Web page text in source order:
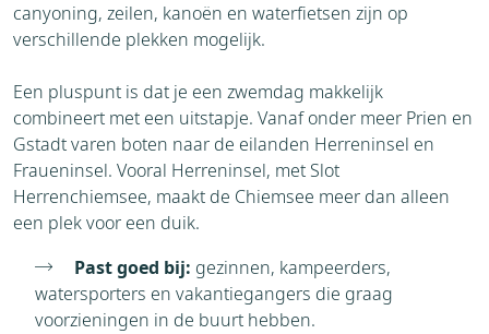
canyoning, zeilen, kanoën en waterfietsen zijn op
verschillende plekken mogelijk.
Een pluspunt is dat je een zwemdag makkelijk
combineert met een uitstapje. Vanaf onder meer Prien en
Gstadt varen boten naar de eilanden Herreninsel en
Fraueninsel. Vooral Herreninsel, met Slot
Herrenchiemsee, maakt de Chiemsee meer dan alleen
een plek voor een duik.
Past goed bij: gezinnen, kampeerders,
watersporters en vakantiegangers die graag
voorzieningen in de buurt hebben.